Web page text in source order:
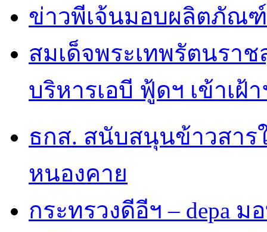
ข่าวพีเจ้นมอบผลิตภัณ
สมเด็จพระเทพรัตนรา
บริหารเอบี ฟู้ดฯ เข้าเฝ้
ธกส. สนับสนุนข้าวสาร
หนองคาย
กระทรวงดีอีฯ – depa